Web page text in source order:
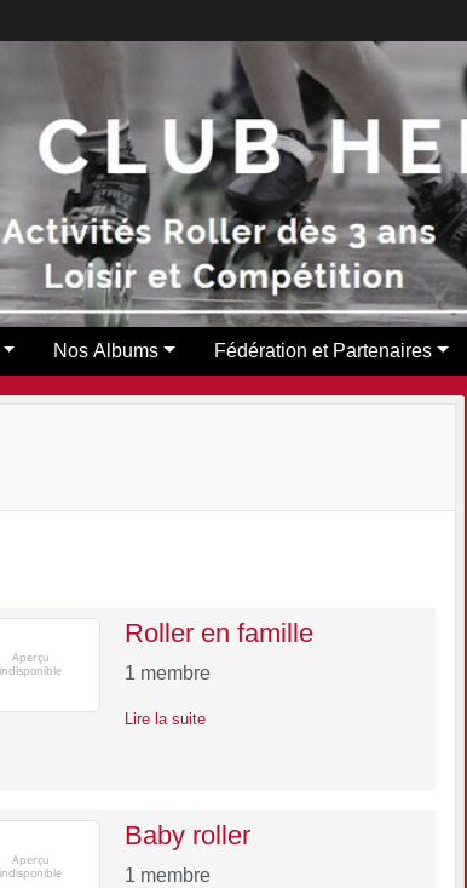
Nos Albums Fédération et Partenaires
Roller en famille
1 membre
Lire la suite
Baby roller
1 membre